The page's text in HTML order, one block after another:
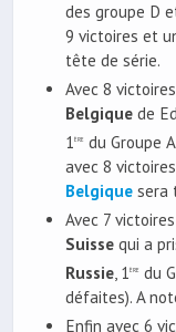
des groupe D
9 victoires et
tête de série.
Avec 8
Belgique de
1ère du Groupe
avec 8
Belgique sera
Avec 7
Suissequi a
Russie, 1ère du
défaites). A
Enfin avec 6